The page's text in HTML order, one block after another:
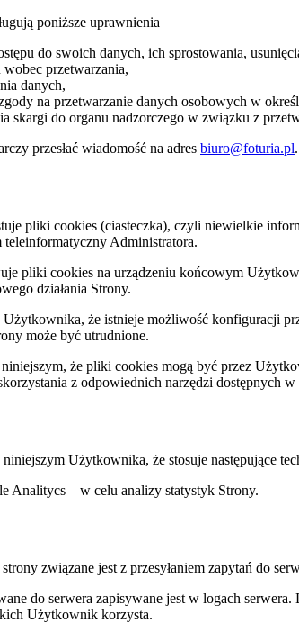
poniższe uprawnienia
do swoich danych, ich sprostowania,
przetwarzania,
danych,
na przetwarzanie danych osobowych w
skargi do organu nadzorczego w związku z
przesłać wiadomość na adres biuro@foturia.pl.
pliki cookies (ciasteczka), czyli niewielkie
teleinformatyczny Administratora.
pliki cookies na urządzeniu końcowym
działania Strony.
że istnieje możliwość konfiguracji
może być utrudnione.
że pliki cookies mogą być przez
z odpowiednich narzędzi dostępnych
Użytkownika, że stosuje następujące
Analitycs – w celu analizy statystyk Strony.
związane jest z przesyłaniem zapytań do
do serwera zapisywane jest w logach
Użytkownik korzysta.